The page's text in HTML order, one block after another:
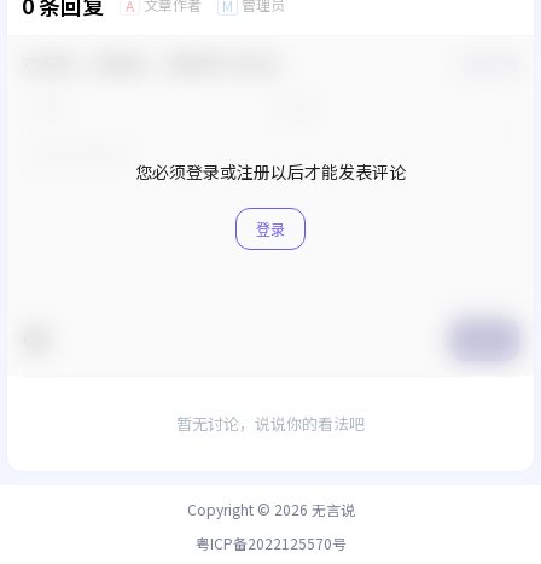
A 文章作者 M 管理员
您必须登录或注册以后才能发表评论
登录
暂无讨论，说说你的看法吧
Copyright © 2026 无言说
粤ICP备2022125570号